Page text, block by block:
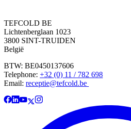
TEFCOLD BE
Lichtenberglaan 1023
3800 SINT-TRUIDEN
België
BTW: BE0450137606
Telephone: +32 (0) 11 / 782 698
Email: receptie@tefcold.be